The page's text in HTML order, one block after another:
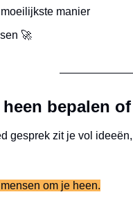
manier
🚀
bepalen
gesprek zit je vol
om je heen.